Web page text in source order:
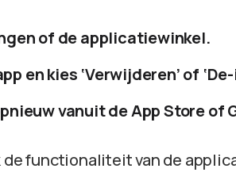
of de applicatiewinkel.
en kies ‘Verwijderen’ of
vanuit de App Store of
de functionaliteit van de